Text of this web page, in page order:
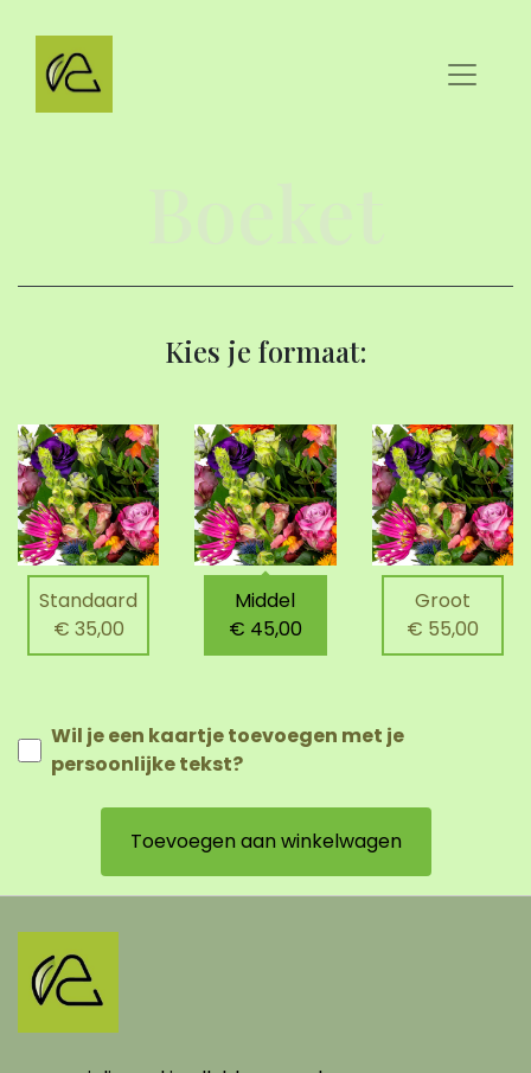
Kies je formaat:
Standaard
€ 35,00
Middel
€ 45,00
Groot
€ 55,00
Wil je een kaartje toevoegen met je
persoonlijke tekst?
Toevoegen aan winkelwagen